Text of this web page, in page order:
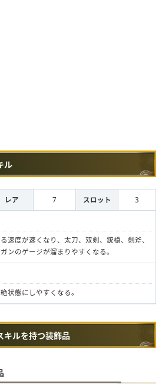
ル
レア 7 スロット 3
速度が速くなり、太刀、双剣、銃槍、剣斧、
ンのゲージが溜まりやすくなる。
状態にしやすくなる。
キルを持つ装飾品